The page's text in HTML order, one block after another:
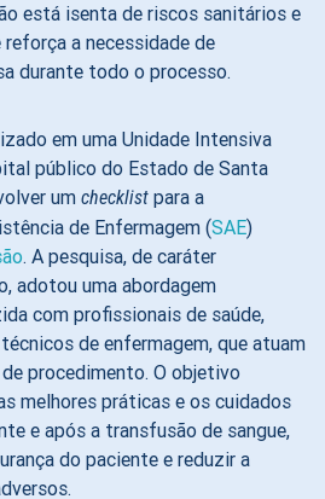
está isenta de riscos sanitários e
a necessidade de
durante todo o processo.
em uma Unidade Intensiva
público do Estado de Santa
um checklist para a
de Enfermagem (SAE)
. A pesquisa, de caráter
adotou uma abordagem
com profissionais de saúde,
de enfermagem, que atuam
procedimento. O objetivo
melhores práticas e os cuidados
e após a transfusão de sangue,
do paciente e reduzir a